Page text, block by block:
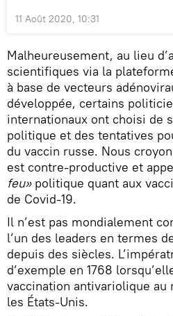
11 Août 2020, 10:31
Malheureusement, au lieu
scientifiques via la
à base de vecteurs
développée, certains
internationaux ont choisi de
politique et des tentatives
du vaccin russe. Nous
est contre-productive et
feu»politique quant aux
de Covid-19.
Il n’est pas mondialement
l’un des leaders en termes
depuis des siècles.
d’exemple en 1768
vaccination antivariolique au
les États-Unis.